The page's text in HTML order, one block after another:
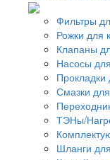
Фильтры
Рожки для
Клапаны
Насосы
Смазки
ТЭНы/
Шланги